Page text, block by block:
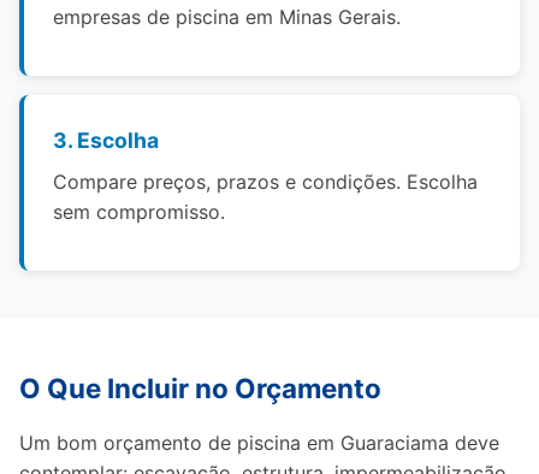
empresas de piscina em Minas Gerais.
3. Escolha
Compare preços, prazos e condições. Escolha
sem compromisso.
O Que Incluir no Orçamento
Um bom orçamento de piscina em Guaraciama deve